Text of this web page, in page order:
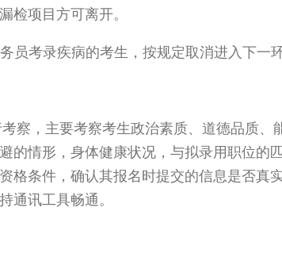
检项目方可离开。
考录疾病的考生，按规定取消进入下一环
，主要考察考生政治素质、道德品质、
的情形，身体健康状况，与拟录用职位的
格条件，确认其报名时提交的信息是否真
通讯工具畅通。